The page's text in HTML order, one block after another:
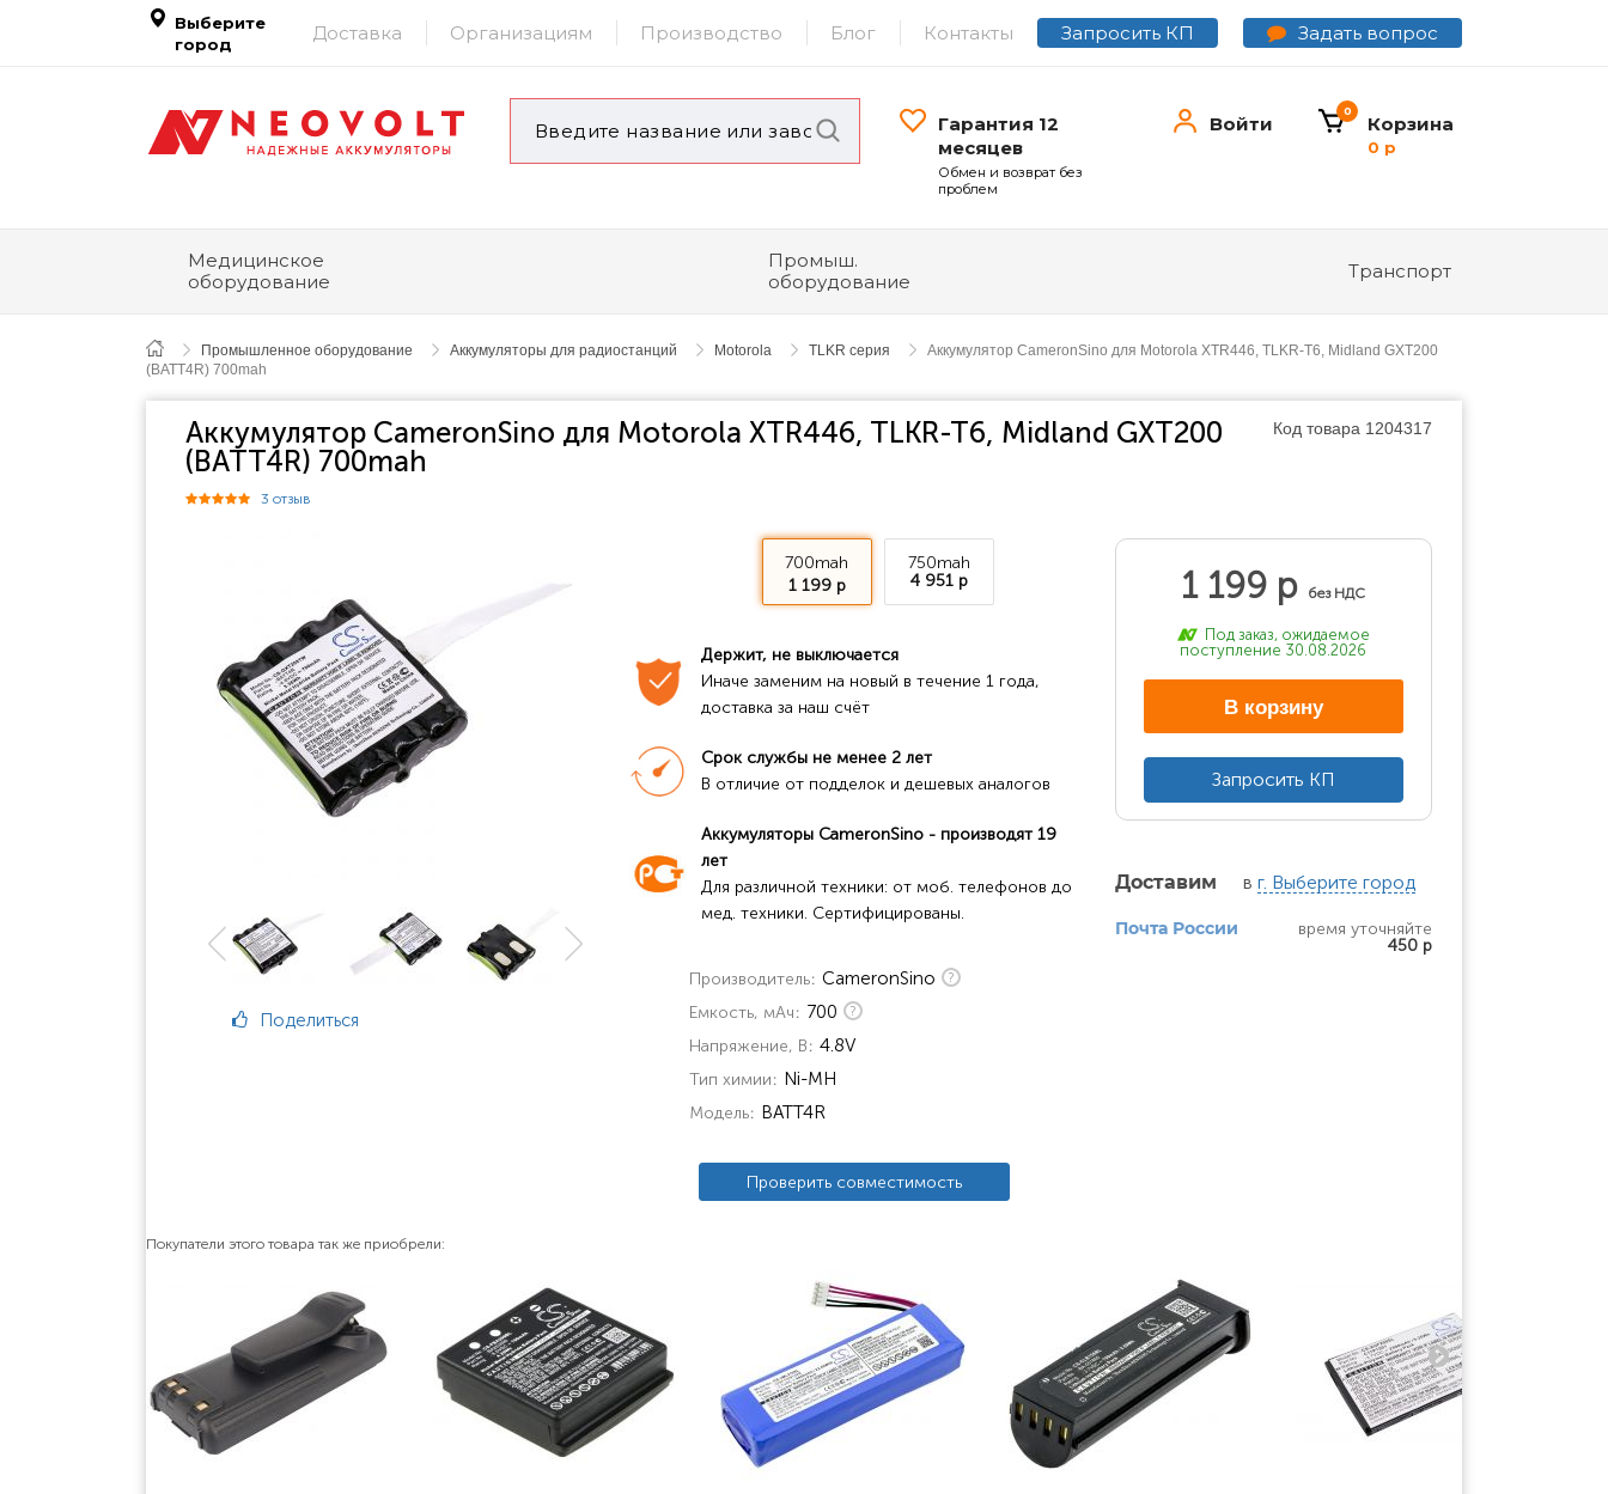
Выберите
город
Доставка Организациям Производство Блог Контакты Запросить КП Задать вопрос
Гарантия 12
месяцев
Обмен и возврат без
проблем
Войти Корзина
0
0 р
Медицинское
оборудование
Промыш.
оборудование
Транспорт
Промышленное оборудование Аккумуляторы для радиостанций Motorola TLKR серия
Аккумулятор CameronSino для Motorola XTR446, TLKR-T6, Midland GXT200
(BATT4R) 700mah
Аккумулятор CameronSino для Motorola XTR446, TLKR-T6, Midland GXT200
(BATT4R) 700mah
Код товара 1204317
3 отзыв
Поделиться
700mah
1 199 р
750mah
4 951 р
Держит, не выключается
Иначе заменим на новый в течение 1 года,
доставка за наш счёт
Срок службы не менее 2 лет
В отличие от подделок и дешевых аналогов
Аккумуляторы CameronSino - производят 19
лет
Для различной техники: от моб. телефонов до
мед. техники. Сертифицированы.
Производитель CameronSino
Емкость, мАч 700
Напряжение, В 4.8V
Тип химии Ni-MH
Модель BATT4R
Проверить совместимость
1 199 р без НДС
Под заказ, ожидаемое
поступление 30.08.2026
В корзину
Запросить КП
Доставим в г. Выберите город
Почта России
время уточняйте
450 р
Покупатели этого товара так же приобрели: